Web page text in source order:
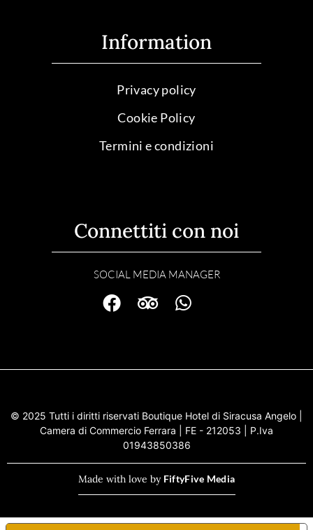
Information
Privacy policy
Cookie Policy
Termini e condizioni
Connettiti con noi
SOCIAL MEDIA MANAGER
© 2025 Tutti i diritti riservati Boutique Hotel di Siracusa Angelo |
Camera di Commercio Ferrara | FE - 212053 | P.Iva
01943850386
Made with love by FiftyFive Media